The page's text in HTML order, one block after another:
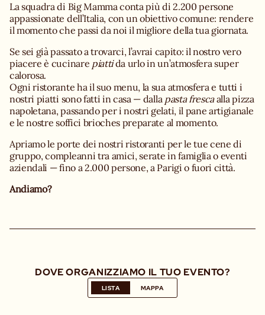
La squadra di Big Mamma conta più di 2.200 persone
appassionate dell’Italia, con un obiettivo comune: rendere
il momento che passi da noi il migliore della tua giornata.
Se sei già passato a trovarci, l’avrai capito: il nostro vero
piacere è cucinare piattida urlo in un’atmosfera super
calorosa.
Ogni ristorante ha il suo menu, la sua atmosfera e tutti i
nostri piatti sono fatti in casa — dalla pasta frescaalla pizza
napoletana, passando per i nostri gelati, il pane artigianale
e le nostre soffici brioches preparate al momento.
Apriamo le porte dei nostri ristoranti per le tue cene di
gruppo, compleanni tra amici, serate in famiglia o eventi
aziendali — fino a 2.000 persone, a Parigi o fuori città.
Andiamo?
DOVE ORGANIZZIAMO IL TUO EVENTO?
LISTA MAPPA